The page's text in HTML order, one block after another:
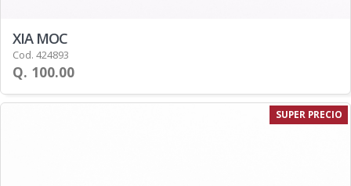
XIA MOC
Cod. 424893
Q. 100.00
SUPER PRECIO